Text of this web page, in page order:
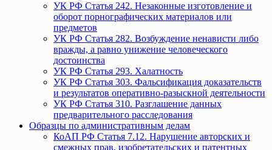
УК РФ Статья 242. Незаконные изготовление и
оборот порнографических материалов или
предметов
УК РФ Статья 282. Возбуждение ненависти либо
вражды, а равно унижение человеческого
достоинства
УК РФ Статья 293. Халатность
УК РФ Статья 303. Фальсификация доказательств
и результатов оперативно-разыскной деятельности
УК РФ Статья 310. Разглашение данных
предварительного расследования
Образцы по административным делам
КоАП РФ Статья 7.12. Нарушение авторских и
смежных прав, изобретательских и патентных